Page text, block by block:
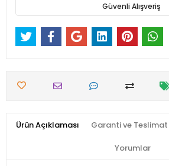
Güvenli Alışveriş
Ürün Açıklaması Garanti ve Teslimat
Yorumlar